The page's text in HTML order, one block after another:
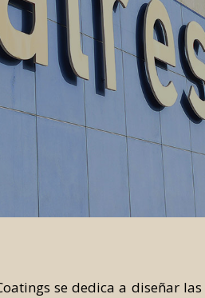
se dedica a diseñar